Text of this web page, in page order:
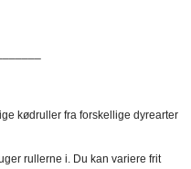
kødruller fra forskellige dyrearter
rullerne i. Du kan variere frit